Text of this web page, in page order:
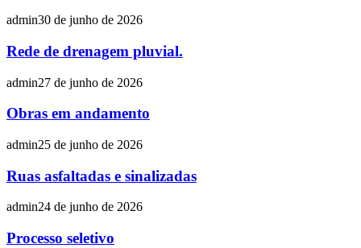
admin30 de junho de 2026
Rede de drenagem pluvial.
admin27 de junho de 2026
Obras em andamento
admin25 de junho de 2026
Ruas asfaltadas e sinalizadas
admin24 de junho de 2026
Processo seletivo